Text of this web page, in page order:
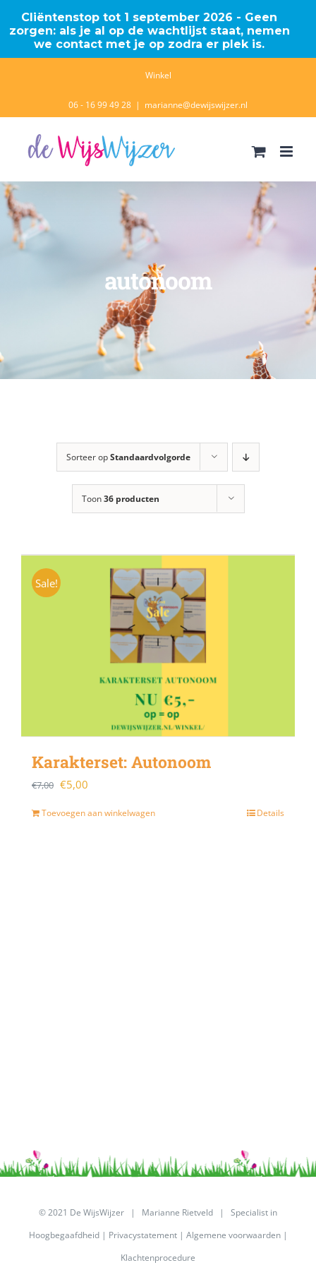
inhoud
Winkel
06 - 16 99 49 28 | marianne@dewijswijzer.nl
autonoom
Sorteer opStandaardvolgorde
Toon36 producten
Sale!
Karakterset: Autonoom
€7,00 Oorspronkelijke
€5,00
Toevoegen aan winkelwagen Details
© 2021 De WijsWijzer | Marianne Rietveld | Specialist in
Hoogbegaafdheid | Privacystatement| Algemene voorwaarden|
Klachtenprocedure
Cliëntenstop tot 1 september 2026 - Geen
zorgen: als je al op de wachtlijst staat, nemen
we contact met je op zodra er plek is.